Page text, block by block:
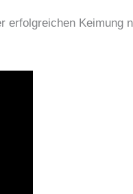
erfolgreichen Keimung